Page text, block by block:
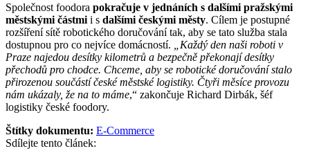
Společnost foodora pokračuje v jednáních s dalšími pražskými
městskými částmi i s dalšími českými městy. Cílem je postupné
rozšíření sítě robotického doručování tak, aby se tato služba stala
dostupnou pro co nejvíce domácností.
„Každý den naši roboti v
Praze najedou desítky kilometrů a bezpečně překonají desítky
přechodů pro chodce. Chceme, aby se robotické doručování stalo
přirozenou součástí české městské logistiky. Čtyři měsíce provozu
nám ukázaly, že na to máme,“ zakončuje Richard Dirbák, šéf
logistiky české foodory.
Štítky dokumentu: E-Commerce
Sdílejte tento článek: